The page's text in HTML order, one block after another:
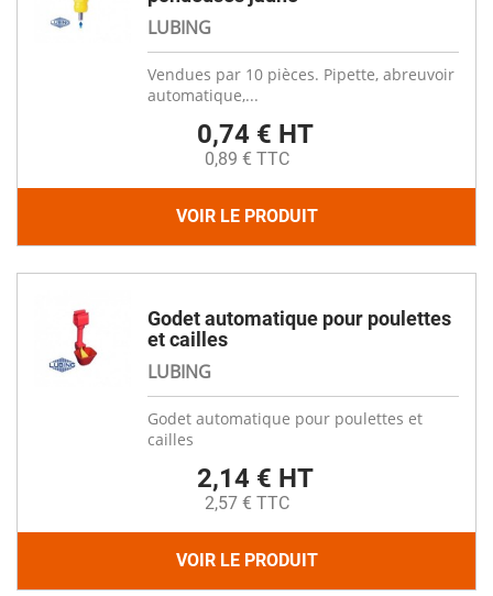
LUBING
Vendues par 10 pièces. Pipette, abreuvoir
automatique,...
0,74 € HT
0,89 € TTC
VOIR LE PRODUIT
Godet automatique pour poulettes
et cailles
LUBING
Godet automatique pour poulettes et
cailles
2,14 € HT
2,57 € TTC
VOIR LE PRODUIT